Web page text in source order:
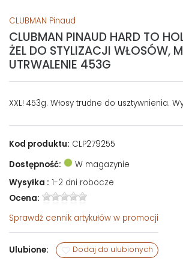
CLUBMAN Pinaud
CLUBMAN PINAUD HARD TO
ŻEL DO STYLIZACJI WŁOSÓW,
UTRWALENIE 453G
XXL! 453g. Włosy trudne do usztywnienia.
Kod produktu: CLP279255
Dostępność:
W magazynie
Wysyłka : 1-2 dni robocze
Ocena:
Sprawdź cennik artykułów w promocji
Ulubione: Dodaj do ulubionych